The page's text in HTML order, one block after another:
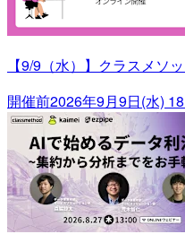
【9/9（水）】クラスメソ
開催前2026年9月9日(水)